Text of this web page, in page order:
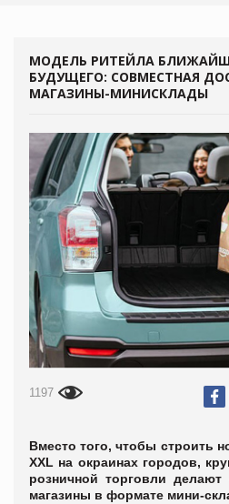
МОДЕЛЬ РИТЕЙЛА
БУДУЩЕГО: СОВМЕСТНАЯ
МАГАЗИНЫ-МИНИСКЛАДЫ
1197
Вместо того, чтобы строить
XXL на окраинах городов,
розничной торговли делают
магазины в формате мини-